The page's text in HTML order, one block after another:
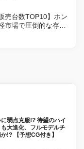
売台数TOP10】ホン
市場で圧倒的な存在
弱点克服!? 待望のハイ
大進化、フルモデルチ
!? 【予想CG付き】